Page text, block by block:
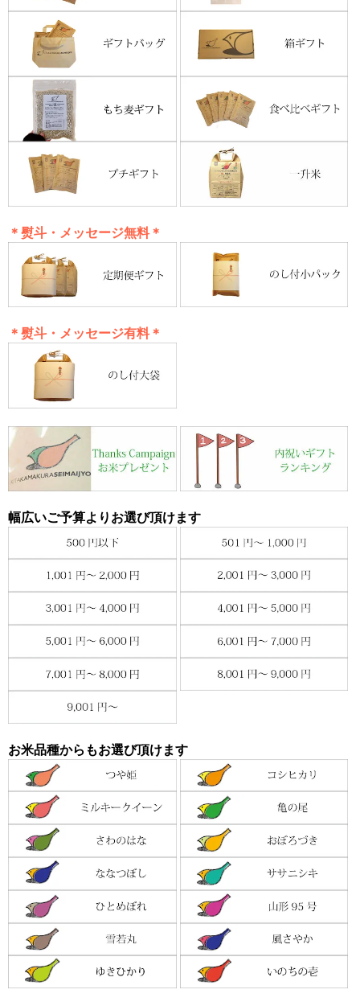
＊熨斗・メッセージ無料＊
＊熨斗・メッセージ有料＊
幅広いご予算よりお選び頂けます
お米品種からもお選び頂けます